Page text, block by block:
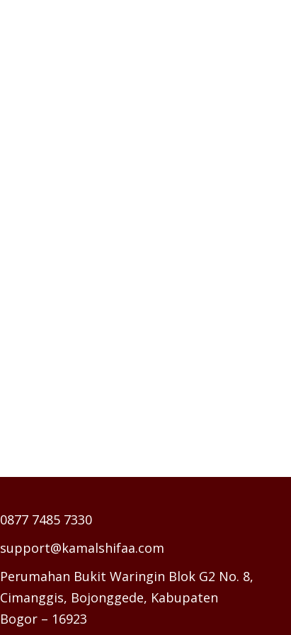
0877 7485 7330
support@kamalshifaa.com
Perumahan Bukit Waringin Blok G2 No. 8,
Cimanggis, Bojonggede, Kabupaten
Bogor – 16923